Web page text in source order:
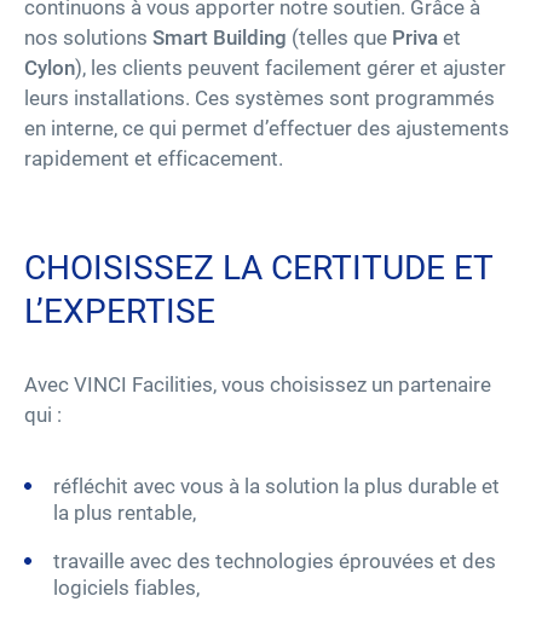
continuons à vous apporter notre soutien. Grâce à
nos solutions Smart Building (telles que Priva et
Cylon), les clients peuvent facilement gérer et ajuster
leurs installations. Ces systèmes sont programmés
en interne, ce qui permet d’effectuer des ajustements
rapidement et efficacement.
CHOISISSEZ LA CERTITUDE ET
L’EXPERTISE
Avec VINCI Facilities, vous choisissez un partenaire
qui :
réfléchit avec vous à la solution la plus durable et
la plus rentable,
travaille avec des technologies éprouvées et des
logiciels fiables,